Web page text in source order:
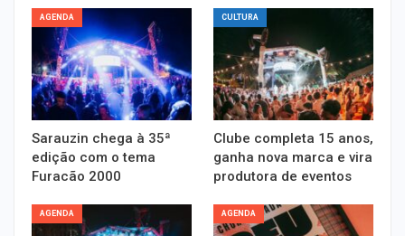
AGENDA
Sarauzin chega à 35ª
edição com o tema
Furacão 2000
CULTURA
Clube completa 15 anos,
ganha nova marca e vira
produtora de eventos
AGENDA AGENDA